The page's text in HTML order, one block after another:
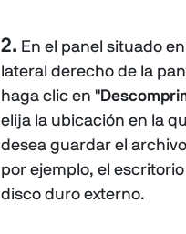
2. En el panel situado en
lateral derecho de la
haga clic en "
elija la ubicación en la
desea guardar el
por ejemplo, el
disco duro externo.